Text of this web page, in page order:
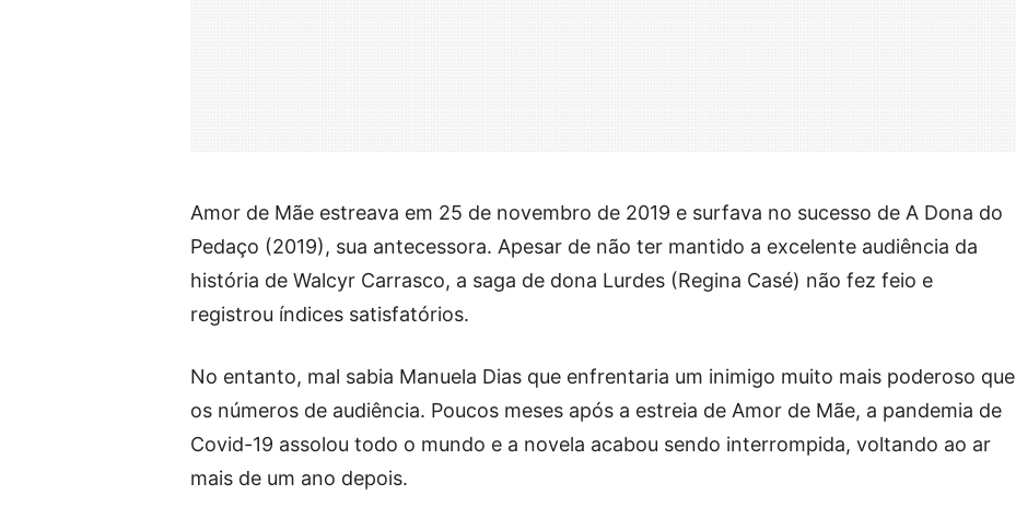
Amor de Mãe estreava em 25 de novembro de 2019 e surfava no sucesso de A Dona do
Pedaço (2019), sua antecessora. Apesar de não ter mantido a excelente audiência da
história de Walcyr Carrasco, a saga de dona Lurdes (Regina Casé) não fez feio e
registrou índices satisfatórios.
No entanto, mal sabia Manuela Dias que enfrentaria um inimigo muito mais poderoso que
os números de audiência. Poucos meses após a estreia de Amor de Mãe, a pandemia de
Covid-19 assolou todo o mundo e a novela acabou sendo interrompida, voltando ao ar
mais de um ano depois.